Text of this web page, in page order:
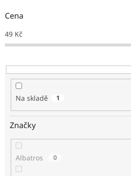
d
k
t
Cena
49 Kč
Na skladě 1
Značky
Albatros 0